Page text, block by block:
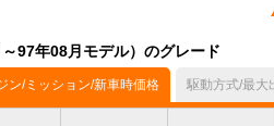
97年08月モデル）のグレード
ン/ミッション/新車時価格 駆動方式/最大